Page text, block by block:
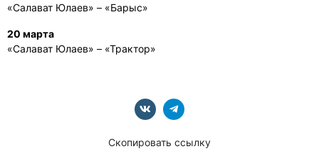
«Салават Юлаев» – «Барыс»
20 марта
«Салават Юлаев» – «Трактор»
Скопировать ссылку